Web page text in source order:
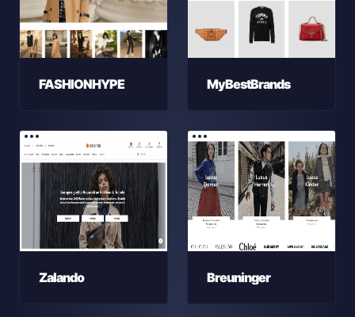
FASHIONHYPE MyBestBrands
Zalando Breuninger